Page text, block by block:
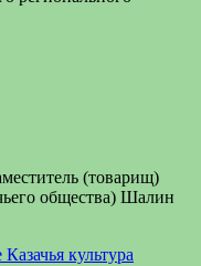
(товарищ)
общества) Шалин
Казачья культура